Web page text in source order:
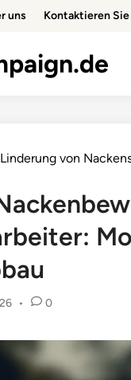
uns Kontaktieren Sie
von
• 0